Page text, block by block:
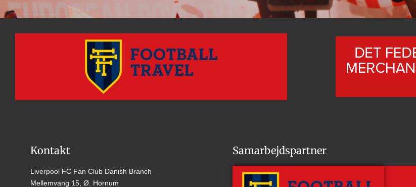
Kontakt
Liverpool FC Fan Club Danish Branch
Mellemvang 15, Ø. Hornum
Samarbejdspartner